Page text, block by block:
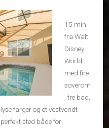
15 min
fra Walt
Disney
World,
med fire
soverom
, tre bad,
farger og et vestvendt
sted både for